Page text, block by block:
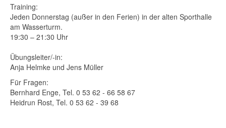
Training:
Jeden Donnerstag (außer in den Ferien) in der alten Sporthalle
am Wasserturm.
19:30 – 21:30 Uhr
Übungsleiter/-in:
Anja Helmke und Jens Müller
Für Fragen:
Bernhard Enge, Tel. 0 53 62 - 66 58 67
Heidrun Rost, Tel. 0 53 62 - 39 68